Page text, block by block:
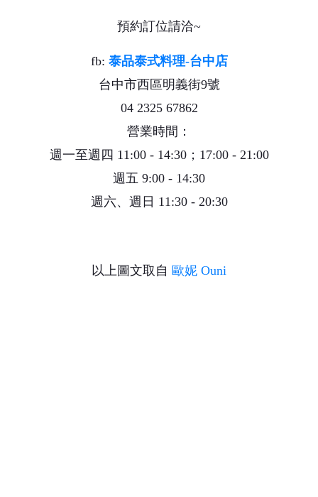
預約訂位請洽~
fb: 泰品泰式料理-台中店
台中市西區明義街9號
04 2325 67862
營業時間：
週一至週四 11:00 - 14:30；17:00 - 21:00
週五 9:00 - 14:30
週六、週日 11:30 - 20:30
以上圖文取自 歐妮 Ouni